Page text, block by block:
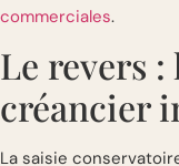
commerciales.
Le revers
créancier
La saisie